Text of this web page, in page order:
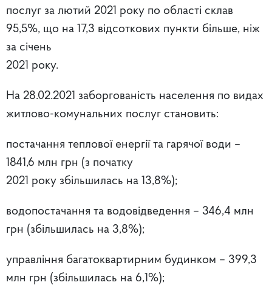
послуг за лютий 2021 року по області склав
95,5%, що на 17,3 відсоткових пункти більше, ніж
за січень
2021 року.
На 28.02.2021 заборгованість населення по видах
житлово-комунальних послуг становить:
постачання теплової енергії та гарячої води –
1841,6 млн грн (з початку
2021 року збільшилась на 13,8%);
водопостачання та водовідведення – 346,4 млн
грн (збільшилась на 3,8%);
управління багатоквартирним будинком – 399,3
млн грн (збільшилась на 6,1%);